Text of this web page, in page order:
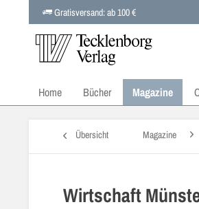
Gratisversand: ab 100 €
Home Bücher Magazine
Übersicht Magazine
Wirtschaft